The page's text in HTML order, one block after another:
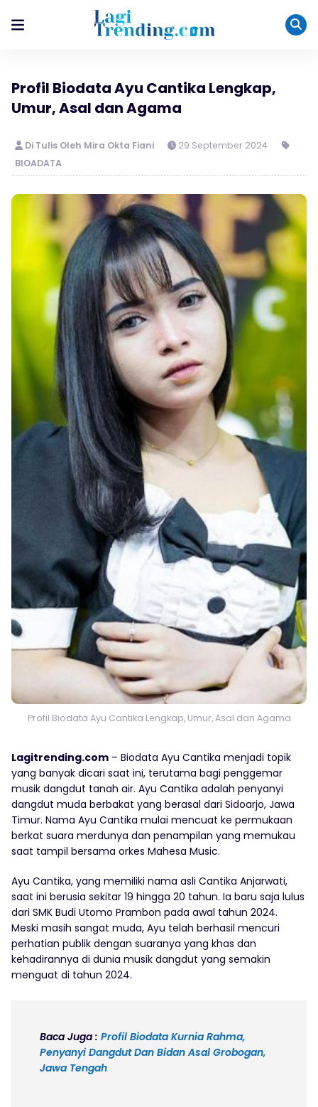
Profil Biodata Ayu Cantika Lengkap,
Umur, Asal dan Agama
Di Tulis Oleh Mira Okta Fiani
29 September 2024
BIOADATA
Profil Biodata Ayu Cantika Lengkap, Umur, Asal dan Agama
Lagitrending.com – Biodata Ayu Cantika menjadi topik
yang banyak dicari saat ini, terutama bagi penggemar
musik dangdut tanah air. Ayu Cantika adalah penyanyi
dangdut muda berbakat yang berasal dari Sidoarjo, Jawa
Timur. Nama Ayu Cantika mulai mencuat ke permukaan
berkat suara merdunya dan penampilan yang memukau
saat tampil bersama orkes Mahesa Music.
Ayu Cantika, yang memiliki nama asli Cantika Anjarwati,
saat ini berusia sekitar 19 hingga 20 tahun. Ia baru saja lulus
dari SMK Budi Utomo Prambon pada awal tahun 2024.
Meski masih sangat muda, Ayu telah berhasil mencuri
perhatian publik dengan suaranya yang khas dan
kehadirannya di dunia musik dangdut yang semakin
menguat di tahun 2024.
Baca Juga : Profil Biodata Kurnia Rahma,
Penyanyi Dangdut Dan Bidan Asal Grobogan,
Jawa Tengah